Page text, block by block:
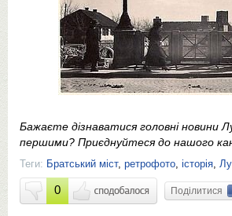
Бажаєте дізнаватися головні новини
першими? Приєднуйтеся до нашого
Теги: Братський міст, ретрофото, історія,
0 Поділитися